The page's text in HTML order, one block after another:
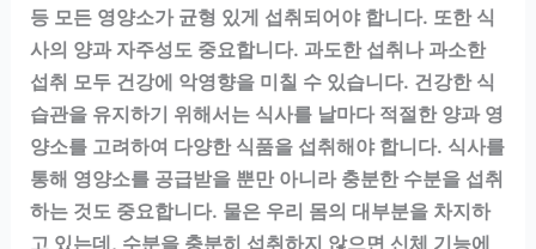
등 모든 영양소가 균형 있게 섭취되어야 합니다. 또한 식
사의 양과 자주성도 중요합니다. 과도한 섭취나 과소한
섭취 모두 건강에 악영향을 미칠 수 있습니다. 건강한 식
습관을 유지하기 위해서는 식사를 날마다 적절한 양과 영
양소를 고려하여 다양한 식품을 섭취해야 합니다. 식사를
통해 영양소를 공급받을 뿐만 아니라 충분한 수분을 섭취
하는 것도 중요합니다. 물은 우리 몸의 대부분을 차지하
고 있는데, 수분을 충분히 섭취하지 않으면 신체 기능에